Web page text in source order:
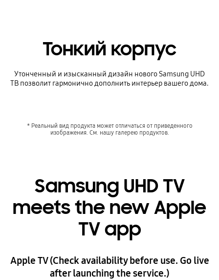
Тонкий корпус
Утонченный и изысканный дизайн нового Samsung UHD
ТВ позволит гармонично дополнить интерьер вашего дома.
* Реальный вид продукта может отличаться от приведенного
изображения. См. нашу галерею продуктов.
Samsung UHD TV
meets the new Apple
TV app
Apple TV (Check availability before use. Go live
after launching the service.)